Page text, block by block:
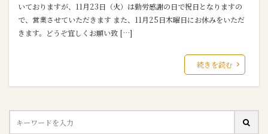
いておりますが、11月23日（火）は勤労感謝の日で祝日となりますの
で、営業させていただきます また、11月25日木曜日にお休みをいただ
きます。どうぞ宜しくお願い致 […]
続きを読む